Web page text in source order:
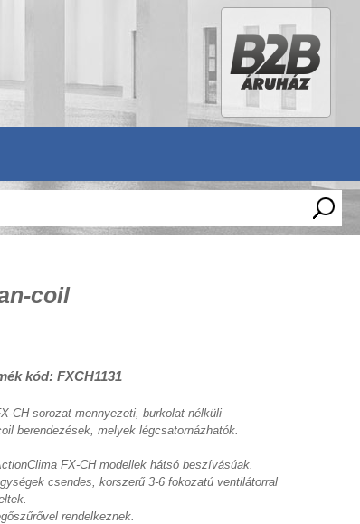
coil
kód: FXCH1131
CH sorozat mennyezeti, burkolat nélküli
berendezések, melyek légcsatornázhatók.
FX-CH modellek hátsó beszívásúak.
csendes, korszerű 3-6 fokozatú ventilátorral
rendelkeznek.